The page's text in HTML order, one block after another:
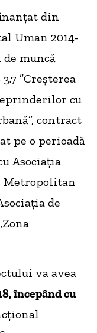
din
Uman 2014-
muncă
”Creşterea
cu
contract
pe o perioadă
Asociaţia
Metropolitan
de
va avea
începând cu